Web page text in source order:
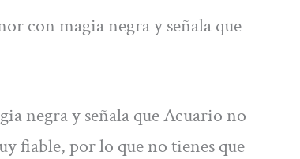
con magia negra y señala que
negra y señala que Acuario no
fiable, por lo que no tienes que